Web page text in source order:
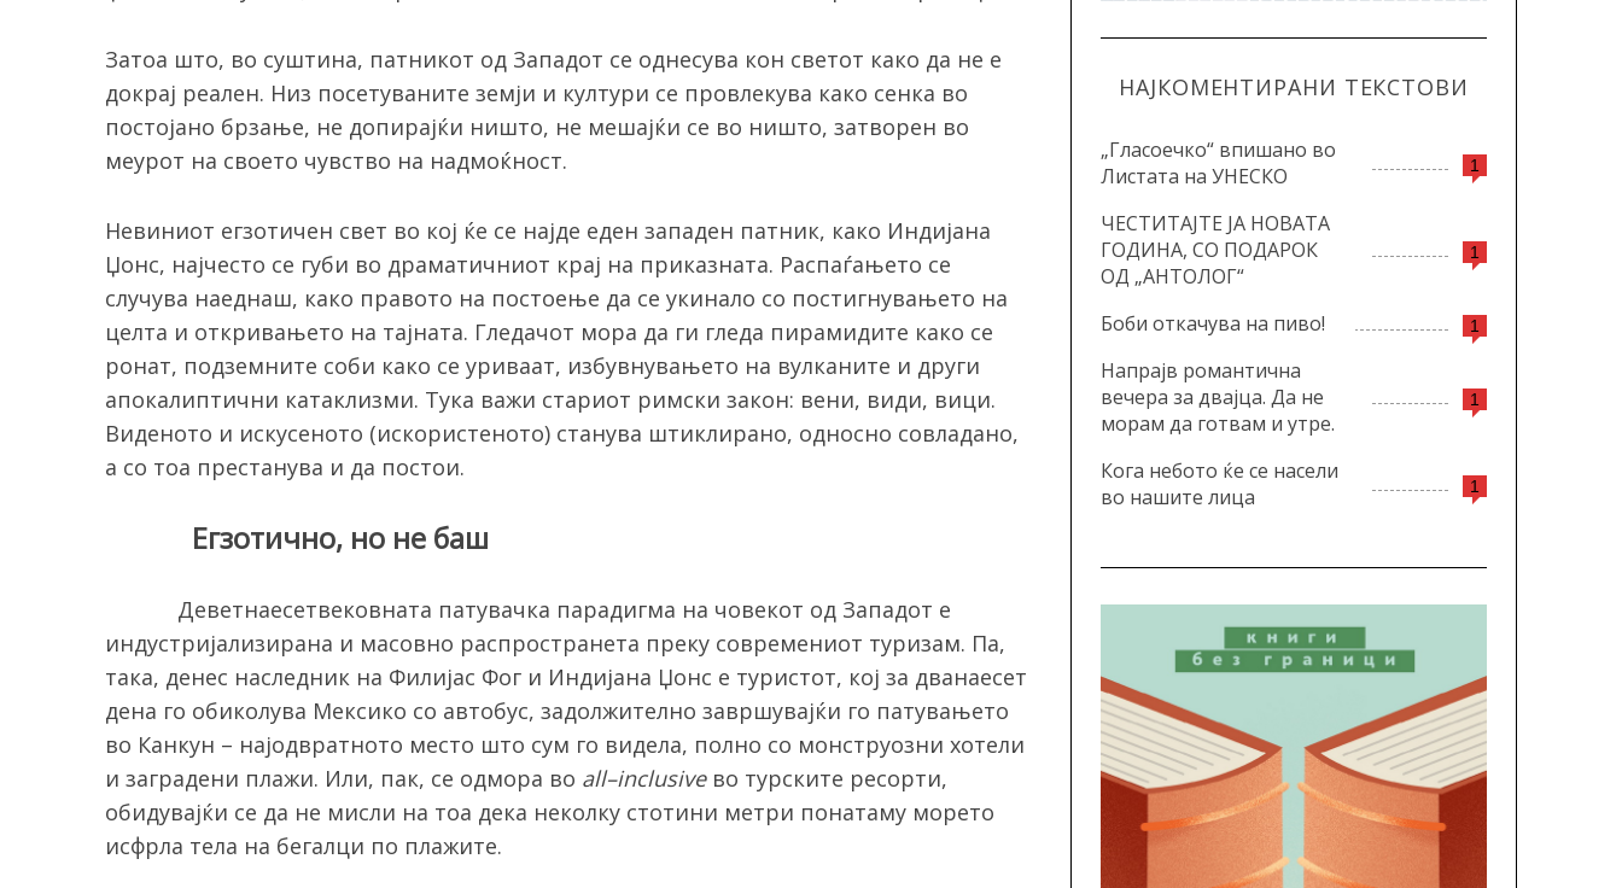
Затоа што, во суштина, патникот од Западот се однесува кон светот како да не е
докрај реален. Низ посетуваните земји и култури се провлекува како сенка во
постојано брзање, не допирајќи ништо, не мешајќи се во ништо, затворен во
меурот на своето чувство на надмоќност.
Невиниот егзотичен свет во кој ќе се најде еден западен патник, како Индијана
Џонс, најчесто се губи во драматичниот крај на приказната. Распаѓањето се
случува наеднаш, како правото на постоење да се укинало со постигнувањето на
целта и откривањето на тајната. Гледачот мора да ги гледа пирамидите како се
ронат, подземните соби како се уриваат, избувнувањето на вулканите и други
апокалиптични катаклизми. Тука важи стариот римски закон: вени, види, вици.
Виденото и искусеното (искористеното) станува штиклирано, односно совладано,
а со тоа престанува и да постои.
Егзотично, но не баш
Деветнаесетвековната патувачка парадигма на човекот од Западот е
индустријализирана и масовно распространета преку современиот туризам. Па,
така, денес наследник на Филијас Фог и Индијана Џонс е туристот, кој за дванаесет
дена го обиколува Мексико со автобус, задолжително завршувајќи го патувањето
во Канкун – најодвратното место што сум го видела, полно со монструозни хотели
и заградени плажи. Или, пак, се одмора во all–inclusiveво турските ресорти,
обидувајќи се да не мисли на тоа дека неколку стотини метри понатаму морето
исфрла тела на бегалци по плажите.
НАЈКОМЕНТИРАНИ ТЕКСТОВИ
1
„Гласоечко“ впишано во
Листата на УНЕСКО
1
ЧЕСТИТАЈТЕ ЈА НОВАТА
ГОДИНА, СО ПОДАРОК
ОД „АНТОЛОГ“
1
Боби откачува на пиво!
1
Напрајв романтична
вечера за двајца. Да не
морам да готвам и утре.
1
Кога небото ќе се насели
во нашите лица